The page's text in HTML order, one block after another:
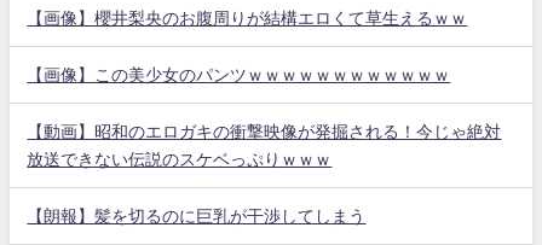
【画像】櫻井梨央のお腹周りが結構エロくて草生えるｗｗ
【画像】この美少女のパンツｗｗｗｗｗｗｗｗｗｗｗｗ
【動画】昭和のエロガキの衝撃映像が発掘される！今じゃ絶対
放送できない伝説のスケベっぷりｗｗｗ
【朗報】髪を切るのに巨乳が干渉してしまう